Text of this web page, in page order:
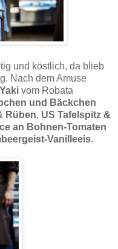
und köstlich, da blieb
Nach dem Amuse
vom Robata
und Bäckchen
Rüben, US Tafelspitz &
an Bohnen-Tomaten
Vanilleeis.